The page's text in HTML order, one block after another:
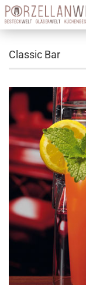
Classic Bar